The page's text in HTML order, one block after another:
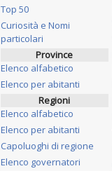
Top 50
Curiosità e Nomi
particolari
Province
Elenco alfabetico
Elenco per abitanti
Regioni
Elenco alfabetico
Elenco per abitanti
Capoluoghi di regione
Elenco governatori